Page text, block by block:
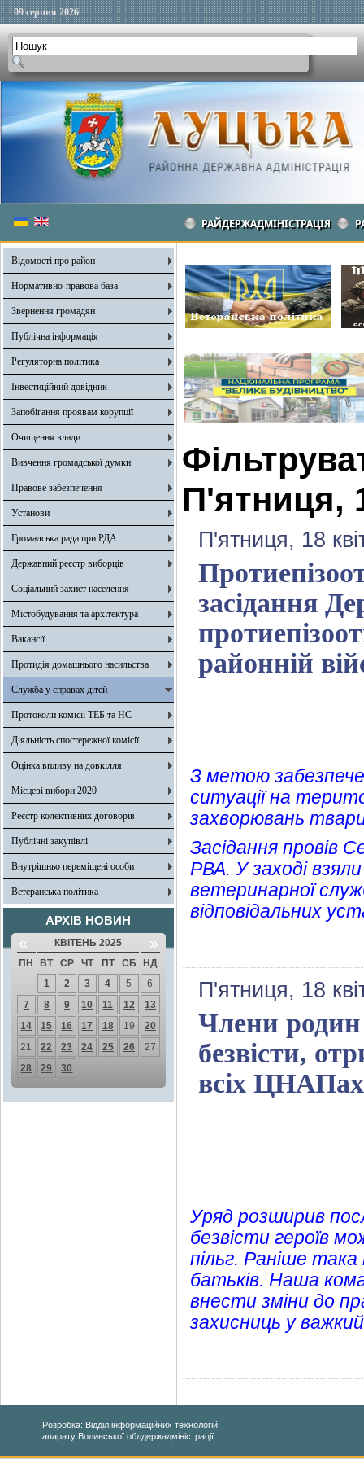
09 серпня 2026
РАЙДЕРЖАДМІНІСТРАЦІЯ
Відомості про район
Нормативно-правова база
Звернення громадян
Публічна інформація
Регуляторна політика
Інвестиційний довідник
Запобігання проявам корупції
Очищення влади
Вивчення громадської думки
Правове забезпечення
Установи
Громадська рада при РДА
Державний реєстр виборців
Соціальний захист населення
Містобудування та архітектура
Вакансії
Протидія домашнього насильства
Служба у справах дітей
Протоколи комісії ТЕБ та НС
Діяльність спостережної комісії
Оцінка впливу на довкілля
Місцеві вибори 2020
Реєстр колективних договорів
Публічні закупівлі
Внутрішньо переміщені особи
Ветеранська політика
АРХІВ НОВИН
« КВІТЕНЬ 2025 »
ПН ВТ СР ЧТ ПТ СБ
НД
1
2 3 4 5
6
7
8 9 10 11 12
13
14
15 16 17 18 19
20
21
22 23 24 25 26
27
28
29 30
П'ятниця,
П'ятниця, 18
засідання
районній
З метою
ситуації на
захворювань
Засідання провів
РВА. У заході
ветеринарної
відповідальних
П'ятниця, 18
Члени родин
безвісти,
всіх
Уряд розширив
безвісти героїв
пільг. Раніше
батьків. Наша
внести зміни до
захисниць у
Розробка: Відділ інформаційних технологій
апарату Волинської облдержадміністрації